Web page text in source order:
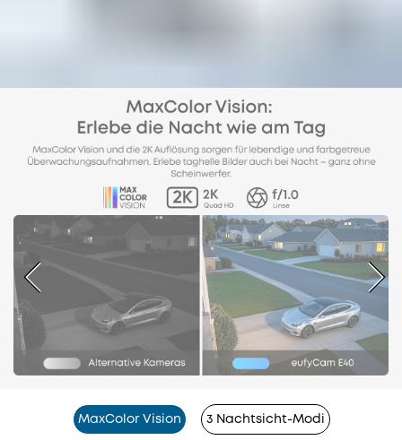
MaxColor Vision 3 Nachtsicht-Modi